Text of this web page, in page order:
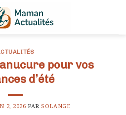
pour vos
d’été
2, 2026 PARSOLANGE